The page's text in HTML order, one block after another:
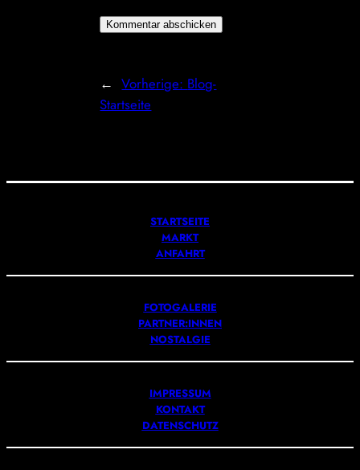
← Vorherige: Blog-
Startseite
STARTSEITE
MARKT
ANFAHRT
FOTOGALERIE
PARTNER:INNEN
NOSTALGIE
IMPRESSUM
KONTAKT
DATENSCHUTZ